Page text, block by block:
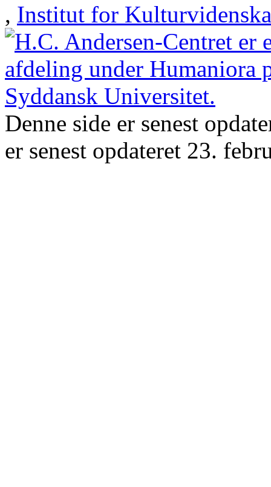
, Institut for
Denne side er senest
er senest opdateret 23.